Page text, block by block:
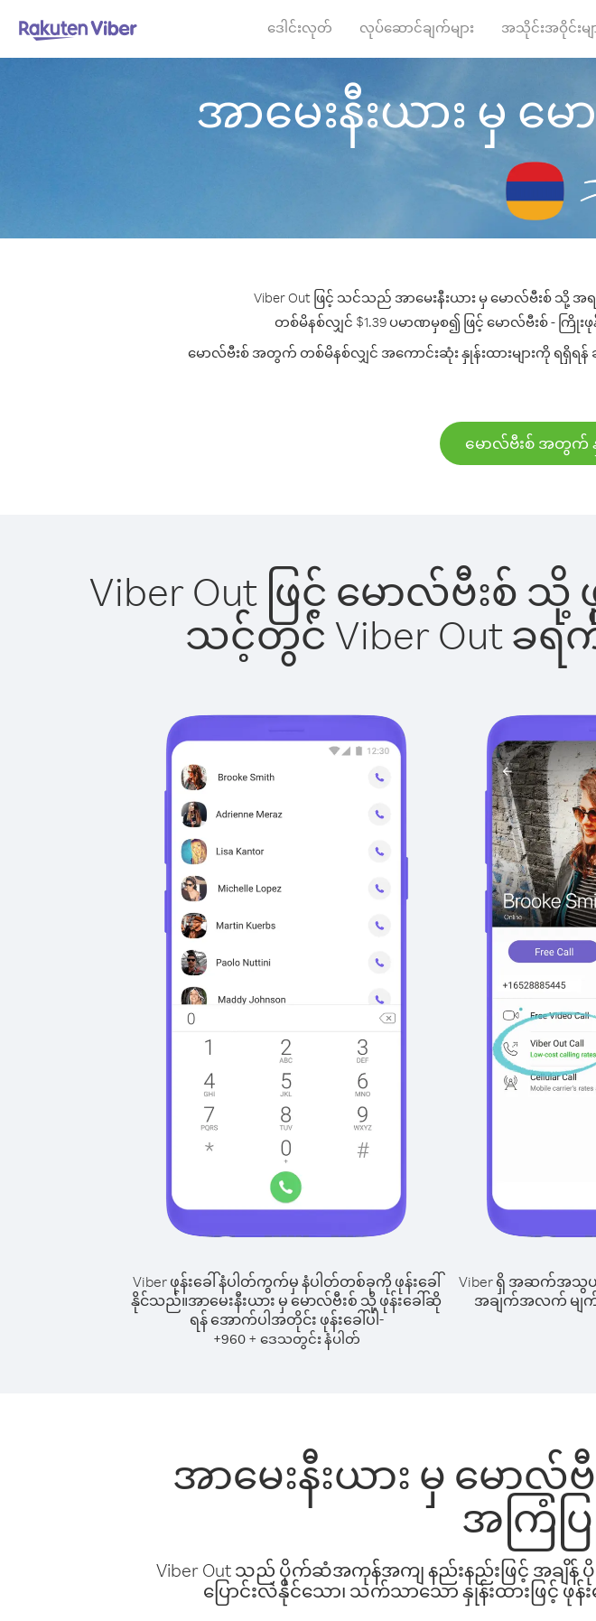
ဒေါင်းလုတ် လုပ်ဆောင်ချက်များ အသိုင်းအဝိုင်းမျ
အာမေးနီးယား မှ မ
Viber Out ဖြင့် သင်သည် အာမေးနီးယား မှ မောလ်ဗီးစ် သို့
တစ်မိနစ်လျှင် $1.39 ပမာဏမှစ၍ ဖြင့် မောလ်ဗီးစ် - က
မောလ်ဗီးစ် အတွက် တစ်မိနစ်လျှင် အကောင်းဆုံး နှုန်းထားများကို ရရှိ
မောလ်ဗီးစ် အတွက် နှု
Viber Out ဖြင့် မောလ်ဗီးစ်
သင့်တွင် Viber Out ခ
Viber ဖုန်းခေါ်နံပါတ်ကွက်မှ နံပါတ်တစ်ခုကို ဖုန်းခေါ်
နိုင်သည်။အာမေးနီးယား မှ မောလ်ဗီးစ် သို့ ဖုန်းခေါ်ဆို
ရန် အောက်ပါအတိုင်း ဖုန်းခေါ်ပါ-
+960+ ဒေသတွင်း နံပါတ်
Viber ရှိ အဆက်အသွယ်
အချက်အလက် မျက်နှ
အာမေးနီးယား မှ မော
အကြံပြု
Viber Out သည် ပိုက်ဆံအကုန်အကျ နည်းနည်းဖြင့် အချိန်
ပြောင်းလဲနိုင်သော၊ သက်သာသော နှုန်းထားဖြင့် ဖု